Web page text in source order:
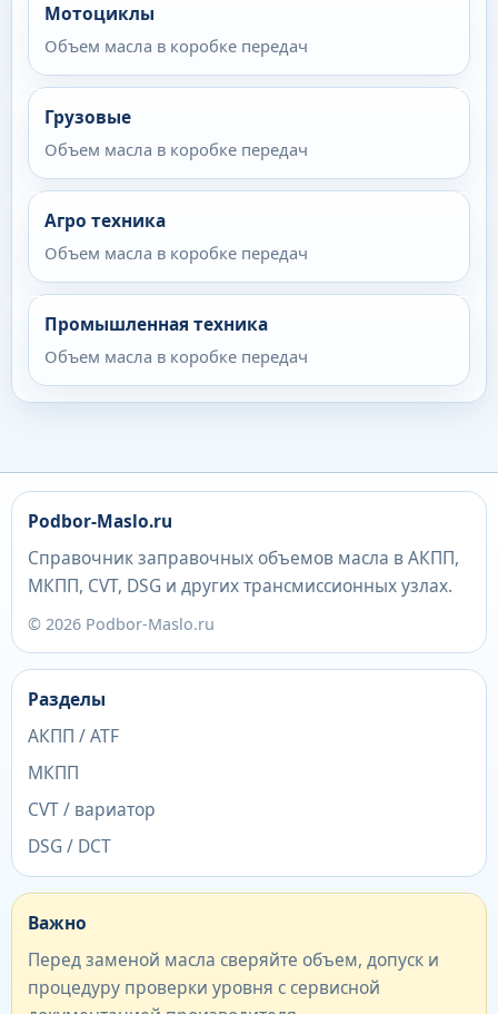
Мотоциклы
Объем масла в коробке передач
Грузовые
Объем масла в коробке передач
Агро техника
Объем масла в коробке передач
Промышленная техника
Объем масла в коробке передач
Podbor-Maslo.ru
Справочник заправочных объемов масла в АКПП,
МКПП, CVT, DSG и других трансмиссионных узлах.
© 2026 Podbor-Maslo.ru
Разделы
АКПП / ATF
МКПП
CVT / вариатор
DSG / DCT
Важно
Перед заменой масла сверяйте объем, допуск и
процедуру проверки уровня с сервисной